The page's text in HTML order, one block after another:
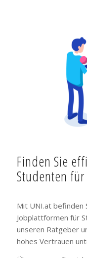
Finden Sie
Studenten
Mit UNI.at befinden
Jobplattformen für
unseren Ratgeber
hohes Vertrauen